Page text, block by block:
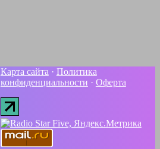
Карта сайта · Политика
конфиденциальности · Оферта